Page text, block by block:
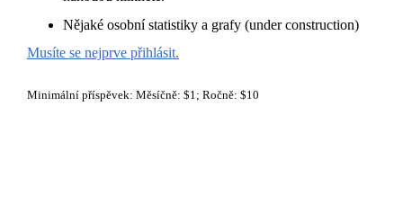
Nějaké osobní statistiky a grafy (under construction)
Musíte se nejprve přihlásit.
Minimální příspěvek: Měsíčně: $1; Ročně: $10